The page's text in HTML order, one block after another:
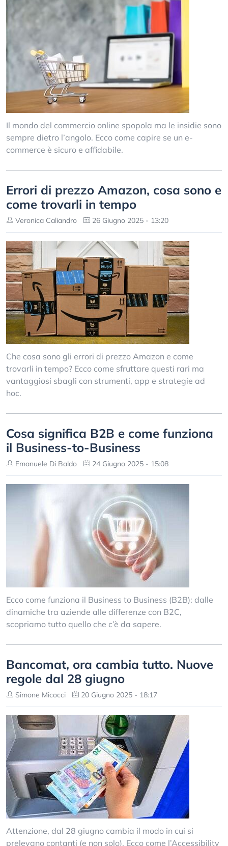
Il mondo del commercio online spopola ma le insidie sono
sempre dietro l’angolo. Ecco come capire se un e-
commerce è sicuro e affidabile.
Errori di prezzo Amazon, cosa sono e
come trovarli in tempo
Veronica Caliandro 26 Giugno 2025 - 13:20
Che cosa sono gli errori di prezzo Amazon e come
trovarli in tempo? Ecco come sfruttare questi rari ma
vantaggiosi sbagli con strumenti, app e strategie ad
hoc.
Cosa significa B2B e come funziona
il Business-to-Business
Emanuele Di Baldo 24 Giugno 2025 - 15:08
Ecco come funziona il Business to Business (B2B): dalle
dinamiche tra aziende alle differenze con B2C,
scopriamo tutto quello che c’è da sapere.
Bancomat, ora cambia tutto. Nuove
regole dal 28 giugno
Simone Micocci 20 Giugno 2025 - 18:17
Attenzione, dal 28 giugno cambia il modo in cui si
prelevano contanti (e non solo). Ecco come l’Accessibility